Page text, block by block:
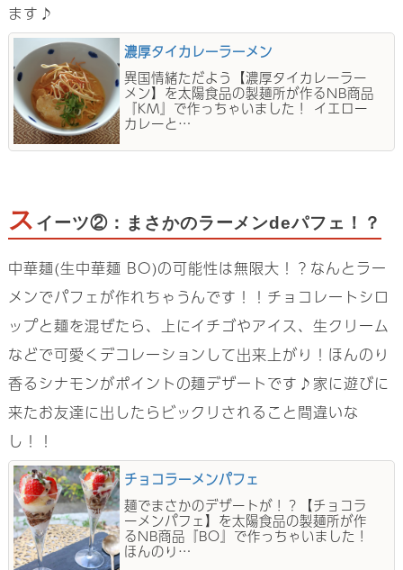
ます♪
濃厚タイカレーラーメン
異国情緒ただよう【濃厚タイカレーラー
メン】を太陽食品の製麺所が作るNB商品
『KM』で作っちゃいました！ イエロー
カレーと…
ス イーツ②：まさかのラーメンdeパフェ！？
中華麺(生中華麺 BO)の可能性は無限大！？なんとラー
メンでパフェが作れちゃうんです！！チョコレートシロ
ップと麺を混ぜたら、上にイチゴやアイス、生クリーム
などで可愛くデコレーションして出来上がり！ほんのり
香るシナモンがポイントの麺デザートです♪家に遊びに
来たお友達に出したらビックリされること間違いな
し！！
チョコラーメンパフェ
麺でまさかのデザートが！？【チョコラ
ーメンパフェ】を太陽食品の製麺所が作
るNB商品『BO』で作っちゃいました！
ほんのり…